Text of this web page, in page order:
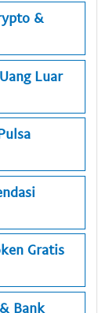
&
Luar
Gratis
Bank